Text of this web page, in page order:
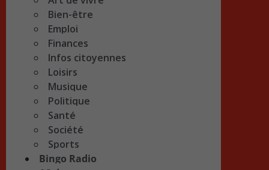
Bien-être
Emploi
Finances
Infos citoyennes
Loisirs
Musique
Politique
Santé
Société
Sports
Bingo Radio